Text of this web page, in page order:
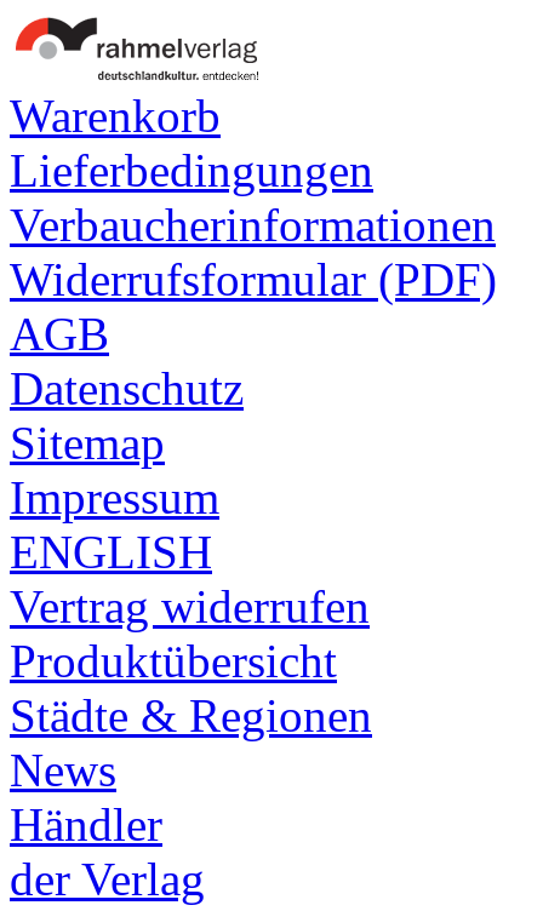
Warenkorb
Lieferbedingungen
Verbaucherinformationen
Widerrufsformular (PDF)
AGB
Datenschutz
Sitemap
Impressum
ENGLISH
Vertrag widerrufen
Produktübersicht
Städte & Regionen
News
Händler
der Verlag